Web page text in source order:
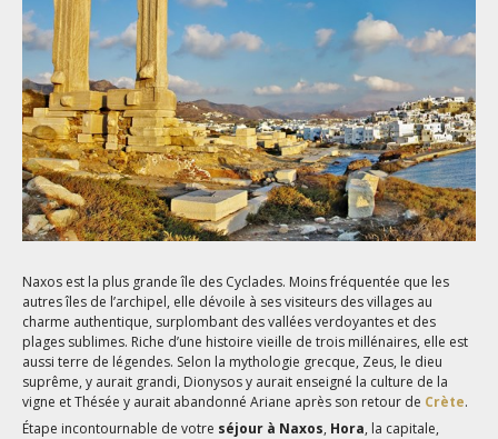
Naxos est la plus grande île des Cyclades. Moins fréquentée que les
autres îles de l’archipel, elle dévoile à ses visiteurs des villages au
charme authentique, surplombant des vallées verdoyantes et des
plages sublimes. Riche d’une histoire vieille de trois millénaires, elle est
aussi terre de légendes. Selon la mythologie grecque, Zeus, le dieu
suprême, y aurait grandi, Dionysos y aurait enseigné la culture de la
vigne et Thésée y aurait abandonné Ariane après son retour de Crète.
Étape incontournable de votre séjour à Naxos, Hora, la capitale,